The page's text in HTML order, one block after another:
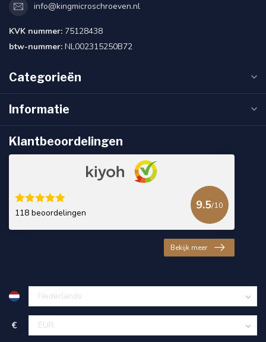
info@kingmicroschroeven.nl
KVK nummer: 75128438
btw-nummer: NL002315250B72
Categorieën
Informatie
Klantbeoordelingen
118 beoordelingen
9.5/10
Bekijk meer
€